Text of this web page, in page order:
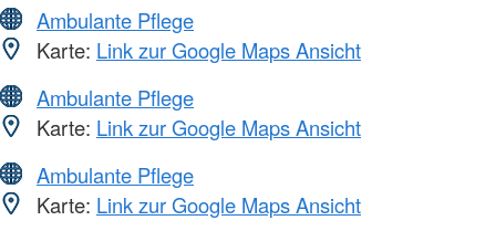
Ambulante Pflege
Karte: Link zur Google Maps Ansicht
Ambulante Pflege
Karte: Link zur Google Maps Ansicht
Ambulante Pflege
Karte: Link zur Google Maps Ansicht